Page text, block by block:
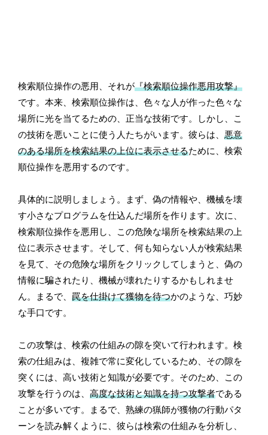
検索順位操作の悪用、それが『検索順位操作悪用攻撃』
です。本来、検索順位操作は、色々な人が作った色々な
場所に光を当てるための、正当な技術です。しかし、こ
の技術を悪いことに使う人たちがいます。彼らは、悪意
のある場所を検索結果の上位に表示させるために、検索
順位操作を悪用するのです。
具体的に説明しましょう。まず、偽の情報や、機械を壊
す小さなプログラムを仕込んだ場所を作ります。次に、
検索順位操作を悪用し、この危険な場所を検索結果の上
位に表示させます。そして、何も知らない人が検索結果
を見て、その危険な場所をクリックしてしまうと、偽の
情報に騙されたり、機械が壊れたりするかもしれませ
ん。まるで、罠を仕掛けて獲物を待つかのような、巧妙
な手口です。
この攻撃は、検索の仕組みの隙を突いて行われます。検
索の仕組みは、複雑で常に変化しているため、その隙を
突くには、高い技術と知識が必要です。そのため、この
攻撃を行うのは、高度な技術と知識を持つ攻撃者である
ことが多いです。まるで、熟練の猟師が獲物の行動パタ
ーンを読み解くように、彼らは検索の仕組みを分析し、